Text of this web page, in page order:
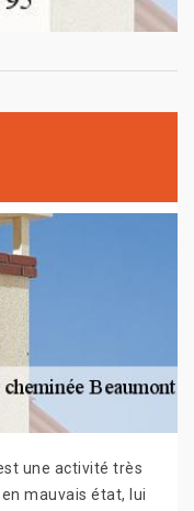
une activité très
mauvais état, lui